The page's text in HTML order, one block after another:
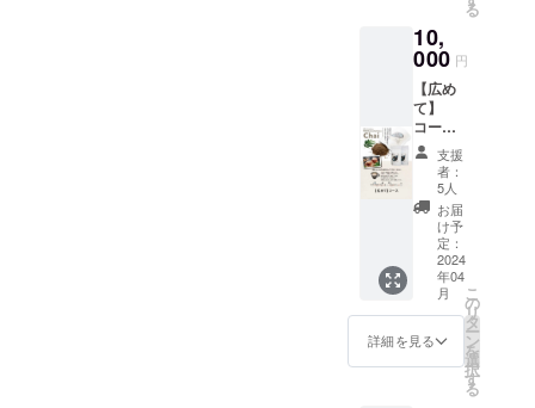
方々が
山に分
収穫し
た くま
笹の中
から更
に厳選
した葉
を選
び、工
場で丁
寧に 焙
煎し
て、飲
いお茶
に仕上
茶 焙煎
（5ｇ入
ティー
バッグ
×10袋）
１袋 ・
サン
アース
大雪
㈱、独
自の目
線で、
上川町
内の季
節によ
る風景
イベン
る
10,
000 円
【広め
て】
コース
【くま
笹関連
製品】
・くま
笹Chai
(50g入)
3袋 ・
感謝の
手紙 ・
私たち
の工場
は、大
雪山の
支援
者：
5人
お届
け予
定：
2024
年04
月
詳細を見る
こ
の
リ
タ
ー
ン
を
選
択
す
る